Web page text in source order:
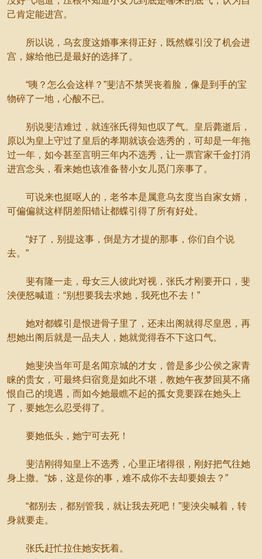
己肯定能进宫。
所以说，乌玄度这婚事来得正好，既然蝶引没了机会进
宫，嫁给他已是最好的选择了。
“咦？怎么会这样？”斐洁不禁哭丧着脸，像是到手的宝
物碎了一地，心酸不已。
别说斐洁难过，就连张氏得知也叹了气。皇后薨逝后，
原以为皇上守过了皇后的孝期就该会选秀的，可却是一年拖
过一年，如今甚至言明三年内不选秀，让一票官家千金打消
进宫念头，看来她也该准备替小女儿觅门亲事了。
可说来也挺呕人的，老爷本是属意乌玄度当自家女婿，
可偏偏就这样阴差阳错让都蝶引得了所有好处。
“好了，别提这事，倒是方才提的那事，你们自个说
去。”
斐有隆一走，母女三人彼此对视，张氏才刚要开口，斐
泱便怒喊道：“别想要我去求她，我死也不去！”
她对都蝶引是恨进骨子里了，还未出阁就得尽皇恩，再
想她出阁后就是一品夫人，她就觉得吞不下这口气。
她斐泱当年可是名闻京城的才女，曾是多少公侯之家青
睐的贵女，可最终归宿竟是如此不堪，教她午夜梦回莫不痛
恨自己的境遇，而如今她最瞧不起的孤女竟要踩在她头上
了，要她怎么忍受得了。
要她低头，她宁可去死！
斐洁刚得知皇上不选秀，心里正堵得很，刚好把气往她
身上撒。“姊，这是你的事，难不成你不去却要娘去？”
“都别去，都别管我，就让我去死吧！”斐泱尖喊着，转
身就要走。
张氏赶忙拉住她安抚着。